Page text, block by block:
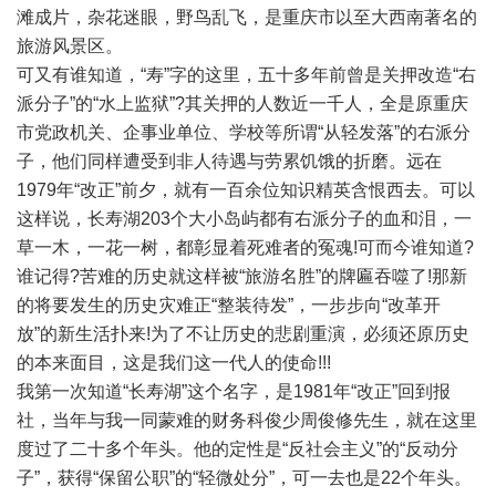
滩成片，杂花迷眼，野鸟乱飞，是重庆市以至大西南著名的
旅游风景区。
可又有谁知道，“寿”字的这里，五十多年前曾是关押改造“右
派分子”的“水上监狱”?其关押的人数近一千人，全是原重庆
市党政机关、企事业单位、学校等所谓“从轻发落”的右派分
子，他们同样遭受到非人待遇与劳累饥饿的折磨。远在
1979年“改正”前夕，就有一百余位知识精英含恨西去。可以
这样说，长寿湖203个大小岛屿都有右派分子的血和泪，一
草一木，一花一树，都彰显着死难者的冤魂!可而今谁知道?
谁记得?苦难的历史就这样被“旅游名胜”的牌匾吞噬了!那新
的将要发生的历史灾难正“整装待发”，一步步向“改革开
放”的新生活扑来!为了不让历史的悲剧重演，必须还原历史
的本来面目，这是我们这一代人的使命!!!
我第一次知道“长寿湖”这个名字，是1981年“改正”回到报
社，当年与我一同蒙难的财务科俊少周俊修先生，就在这里
度过了二十多个年头。他的定性是“反社会主义”的“反动分
子”，获得“保留公职”的“轻微处分”，可一去也是22个年头。